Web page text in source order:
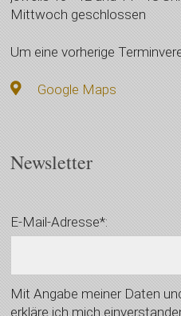
Mittwoch geschlossen
Um eine vorherige
Google Maps
Newsletter
E-Mail-Adresse*:
Mit Angabe meiner Daten
erkläre ich mich